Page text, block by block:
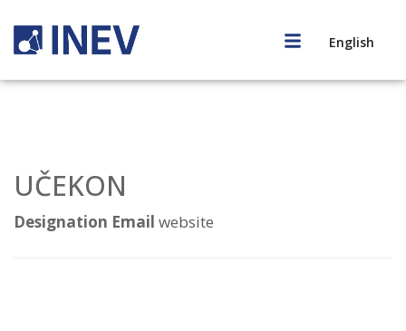
English
UČEKON
Designation Email website